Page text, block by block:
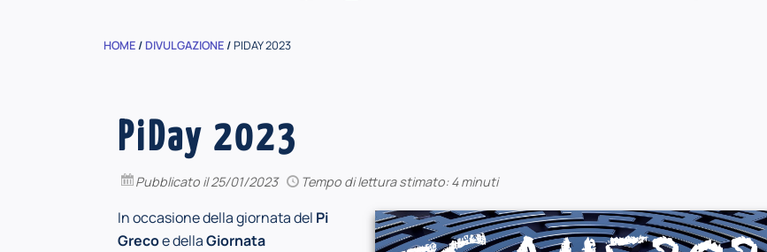
HOME/ DIVULGAZIONE/PIDAY 2023
PiDay 2023
Pubblicato il 25/01/2023 Tempo di lettura stimato: 4 minuti
In occasione della giornata del Pi
Grecoe dellaGiornata